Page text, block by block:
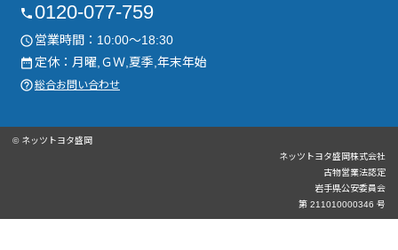
phone0120-077-759
access_time営業時間：10:00～18:30
date_range 定休：月曜,ＧＷ,夏季,年末年始
help_outline総合お問い合わせ
© ネッツトヨタ盛岡
ネッツトヨタ盛岡株式会社
古物営業法認定
岩手県公安委員会
第 211010000346 号